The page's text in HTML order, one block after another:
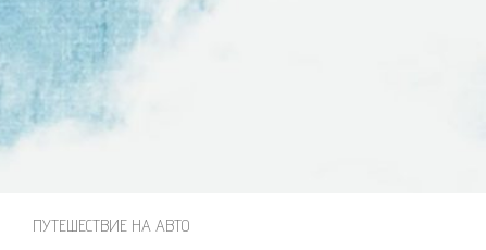
ПУТЕШЕСТВИЕ НА АВТО